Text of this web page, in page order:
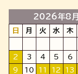
2026年8月
日 月 火 水 木
2
3 4 5 6
9
10 11 12 13